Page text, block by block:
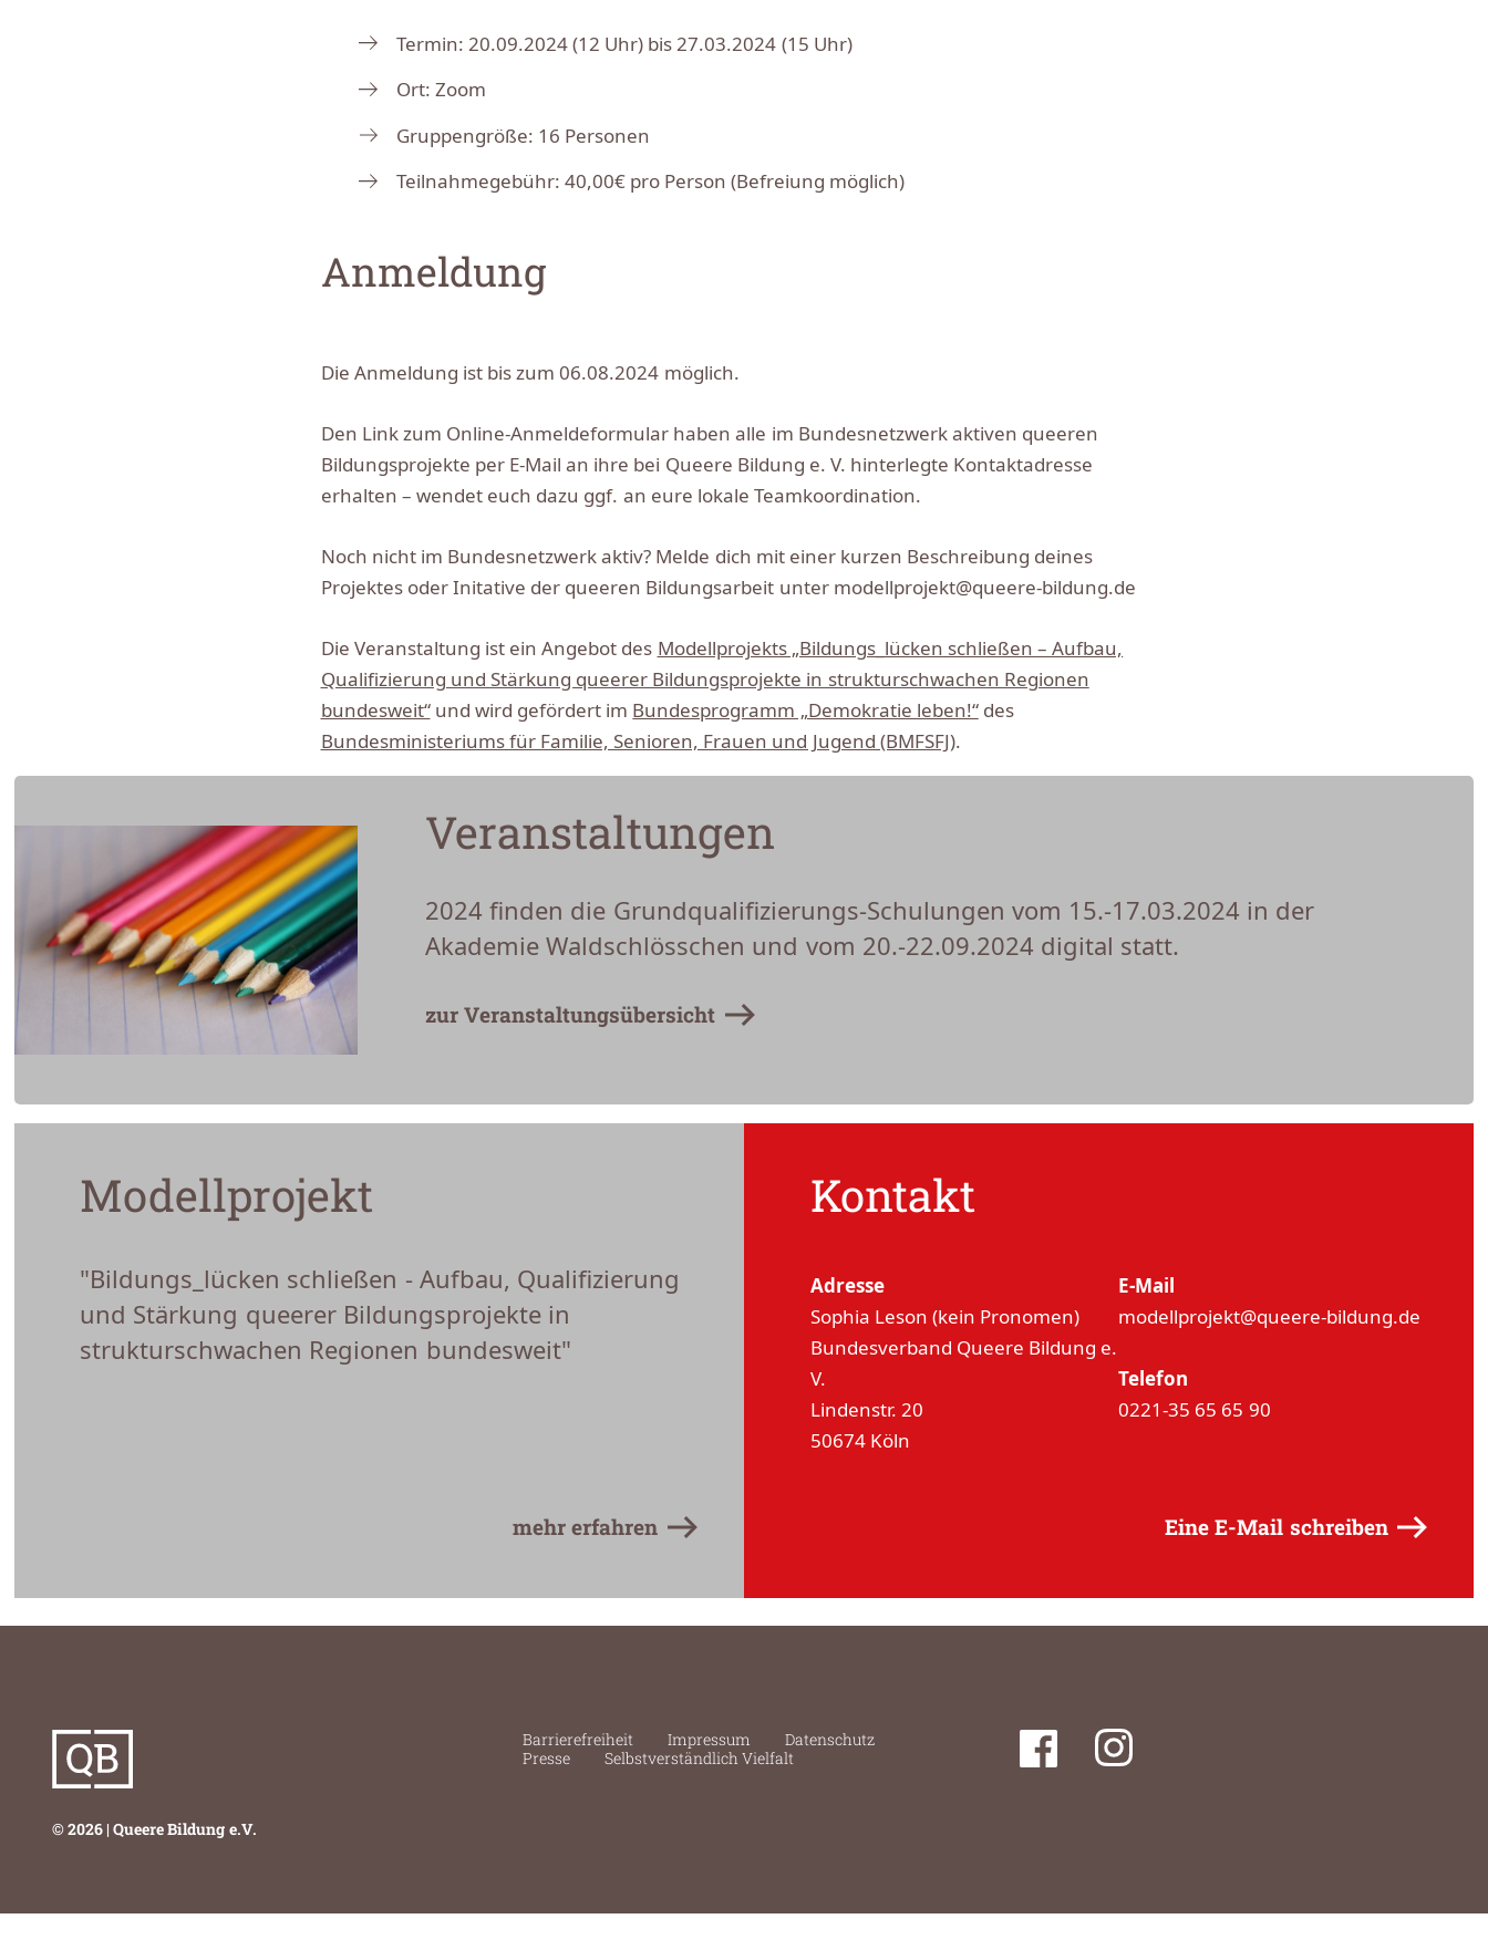
Termin: 20.09.2024 (12 Uhr) bis 27.03.2024 (15 Uhr)
Ort: Zoom
Gruppengröße: 16 Personen
Teilnahmegebühr: 40,00€ pro Person (Befreiung möglich)
Anmeldung
Die Anmeldung ist bis zum 06.08.2024 möglich.
Den Link zum Online-Anmeldeformular haben alle im Bundesnetzwerk aktiven queeren
Bildungsprojekte per E-Mail an ihre bei Queere Bildung e. V. hinterlegte Kontaktadresse
erhalten – wendet euch dazu ggf. an eure lokale Teamkoordination.
Noch nicht im Bundesnetzwerk aktiv? Melde dich mit einer kurzen Beschreibung deines
Projektes oder Initative der queeren Bildungsarbeit unter modellprojekt@queere-bildung.de
Die Veranstaltung ist ein Angebot des Modellprojekts „Bildungs_lücken schließen – Aufbau,
Qualifizierung und Stärkung queerer Bildungsprojekte in strukturschwachen Regionen
bundesweit“und wird gefördert im Bundesprogramm „Demokratie leben!“des
Bundesministeriums für Familie, Senioren, Frauen und Jugend (BMFSFJ).
Veranstaltungen
2024 finden die Grundqualifizierungs-Schulungen vom 15.-17.03.2024 in der
Akademie Waldschlösschen und vom 20.-22.09.2024 digital statt.
zur Veranstaltungsübersicht
Modellprojekt
"Bildungs_lücken schließen - Aufbau, Qualifizierung
und Stärkung queerer Bildungsprojekte in
strukturschwachen Regionen bundesweit"
mehr erfahren
Kontakt
Adresse
Sophia Leson (kein Pronomen)
Bundesverband Queere Bildung e.
V.
Lindenstr. 20
50674 Köln
E-Mail
modellprojekt@queere-bildung.de
Telefon
0221-35 65 65 90
Eine E-Mail schreiben
© 2026 | Queere Bildung e.V.
Barrierefreiheit Impressum
Datenschutz
Presse
Selbstverständlich Vielfalt